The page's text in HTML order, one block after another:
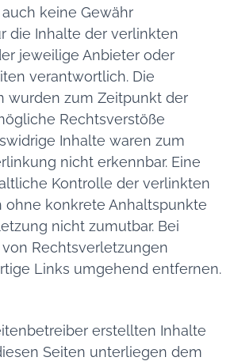
keine Gewähr
die Inhalte der verlinkten
jeweilige Anbieter oder
verantwortlich. Die
wurden zum Zeitpunkt der
Rechtsverstöße
Inhalte waren zum
nicht erkennbar. Eine
Kontrolle der verlinkten
ohne konkrete Anhaltspunkte
nicht zumutbar. Bei
Rechtsverletzungen
Links umgehend entfernen.
erstellten Inhalte
Seiten unterliegen dem